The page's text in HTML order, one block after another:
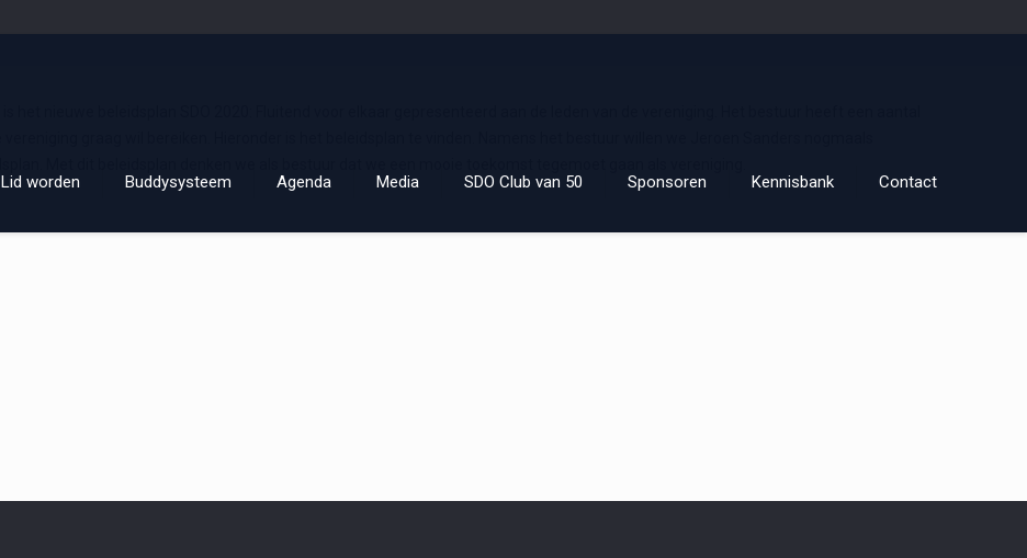
Lid worden Buddysysteem Agenda Media SDO Club van 50 Sponsoren Kennisbank Contact